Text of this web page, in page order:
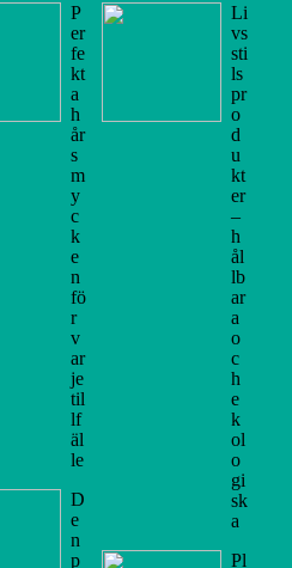
P
er
fe
kt
a
h
år
s
m
y
c
k
e
n
fö
r
v
ar
je
til
lf
äl
le
D
e
n
p
Li
vs
sti
ls
pr
o
d
u
kt
er
–
h
ål
lb
ar
a
o
c
h
e
k
ol
o
gi
sk
a
Pl